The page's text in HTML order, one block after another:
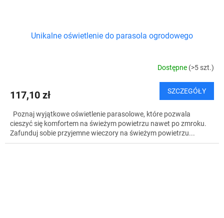
Unikalne oświetlenie do parasola ogrodowego
Dostępne (>5 szt.)
117,10 zł SZCZEGÓŁY
Poznaj wyjątkowe oświetlenie parasolowe, które pozwala
cieszyć się komfortem na świeżym powietrzu nawet po zmroku.
Zafunduj sobie przyjemne wieczory na świeżym powietrzu...